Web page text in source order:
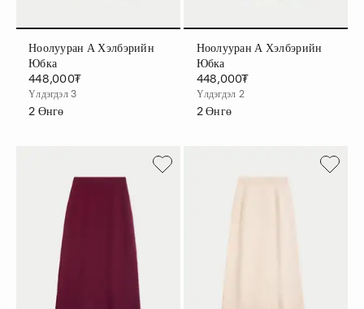
Ноолууран А Хэлбэрийн
Юбка
448,000₮
Үлдэгдэл 3
2 Өнгө
Ноолууран А Хэлбэрийн
Юбка
448,000₮
Үлдэгдэл 2
2Өнгө